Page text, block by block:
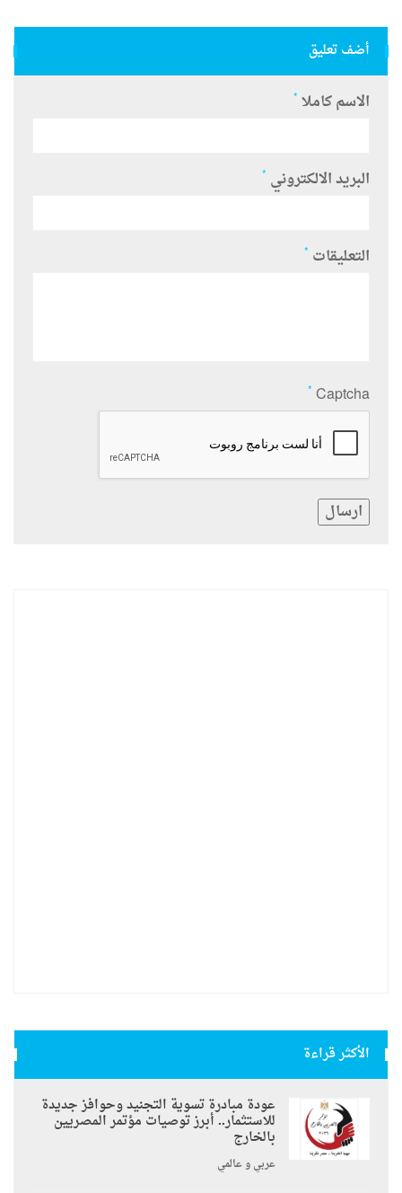
أضف تعليق
الاسم كاملا *
البريد الالكتروني *
التعليقات *
Captcha
*
ارسال
الأكثر قراءة
عودة مبادرة تسوية التجنيد وحوافز جديدة
للاستثمار.. أبرز توصيات مؤتمر المصريين
بالخارج
عربي و عالمي